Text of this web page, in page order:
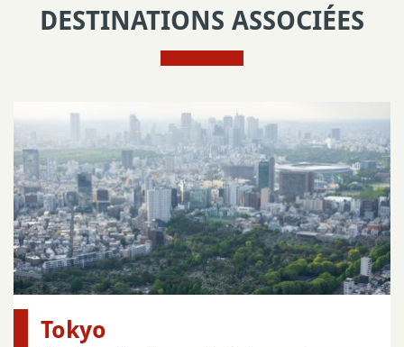
DESTINATIONS ASSOCIÉES
Tokyo